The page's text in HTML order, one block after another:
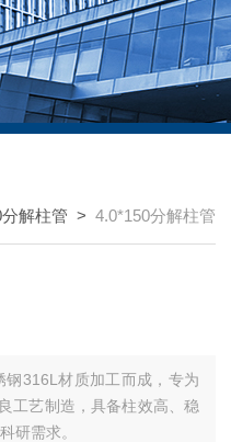
解柱管 > 4.0*150分解柱管
316L材质加工而成，专为
工艺制造，具备柱效高、稳
研需求。